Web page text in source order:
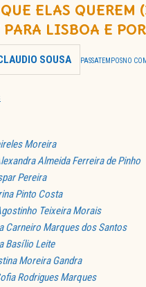
ELAS QUEREM
PARA LISBOA E
SOUSA PASSATEMPOSNO
Moreira
Almeida Ferreira de Pinho
Pereira
Pinto Costa
Teixeira Morais
Carneiro Marques dos Santos
Basílio Leite
Moreira Gandra
Rodrigues Marques